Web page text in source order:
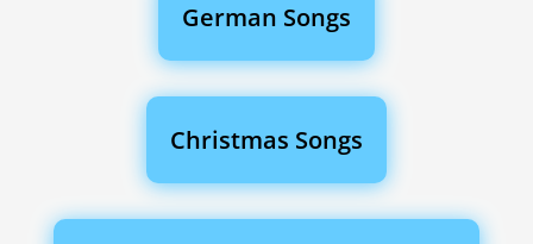
German Songs
Christmas Songs